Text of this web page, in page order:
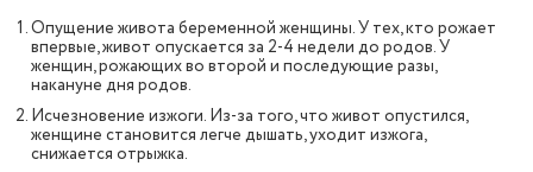
Опущение живота беременной женщины. У тех, кто рожает
впервые, живот опускается за 2-4 недели до родов. У
женщин, рожающих во второй и последующие разы,
накануне дня родов.
Исчезновение изжоги. Из-за того, что живот опустился,
женщине становится легче дышать, уходит изжога,
снижается отрыжка.